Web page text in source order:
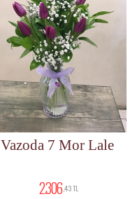
Vazoda 7 Mor Lale
2.306,43 TL